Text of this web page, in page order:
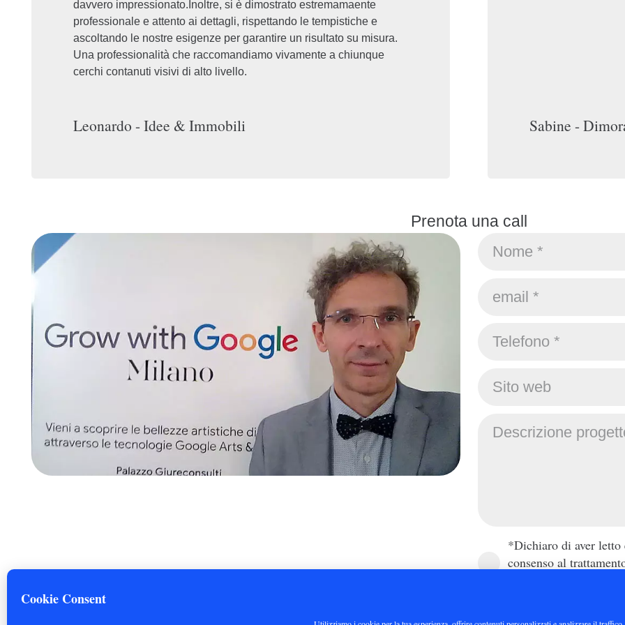
davvero impressionato.Inoltre, si è dimostrato estremamaente
professionale e attento ai dettagli, rispettando le tempistiche e
ascoltando le nostre esigenze per garantire un risultato su misura.
Una professionalità che raccomandiamo vivamente a chiunque
cerchi contanuti visivi di alto livello.
Leonardo - Idee & Immobili Sabine -
Prenota una call
*Dichiaro di aver letto
consenso al
Hai un progetto, un servizio da realizzare? Parliamone! Menù
Portfolio
Contatti